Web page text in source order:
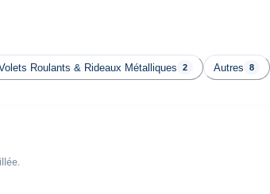
Roulants & Rideaux Métalliques 2 Autres 8